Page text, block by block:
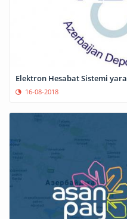
Elektron Hesabat Sistemi
16-08-2018